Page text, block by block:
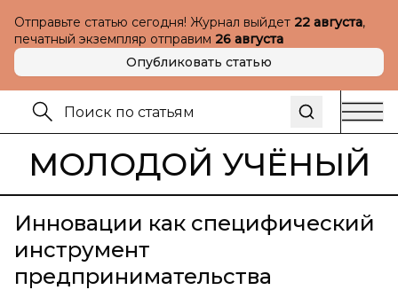
Отправьте статью сегодня! Журнал выйдет 22 августа,
печатный экземпляр отправим 26 августа
Опубликовать статью
МОЛОДОЙ УЧЁНЫЙ
Инновации как специфический
инструмент
предпринимательства